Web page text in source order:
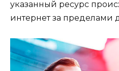
указанный ресурс
интернет за пределами